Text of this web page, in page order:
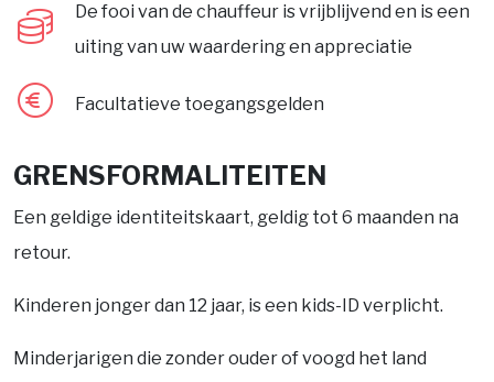
De fooi van de chauffeur is vrijblijvend en is een
uiting van uw waardering en appreciatie
Facultatieve toegangsgelden
GRENSFORMALITEITEN
Een geldige identiteitskaart, geldig tot 6 maanden na
retour.
Kinderen jonger dan 12 jaar, is een kids-ID verplicht.
Minderjarigen die zonder ouder of voogd het land